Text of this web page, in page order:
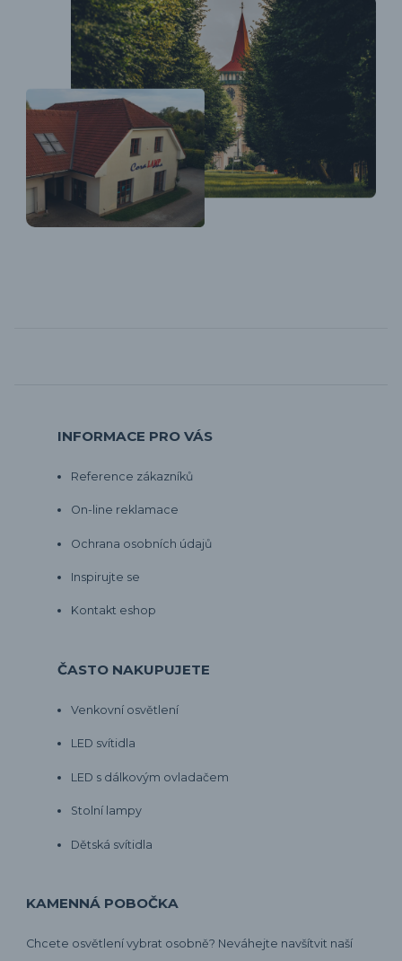
INFORMACE PRO VÁS
Reference zákazníků
On-line reklamace
Ochrana osobních údajů
Inspirujte se
Kontakt eshop
ČASTO NAKUPUJETE
Venkovní osvětlení
LED svítidla
LED s dálkovým ovladačem
Stolní lampy
Dětská svítidla
KAMENNÁ POBOČKA
Chcete osvětlení vybrat osobně? Neváhejte navšítvit naší